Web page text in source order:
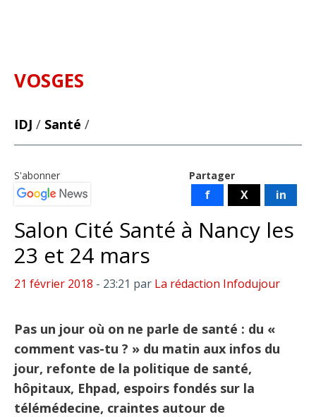
VOSGES
IDJ / Santé /
Partager
f X in
S'abonner
Salon Cité Santé à Nancy les
23 et 24 mars
21 février 2018 - 23:21 par La rédaction Infodujour
Pas un jour où on ne parle de santé : du «
comment vas-tu ? » du matin aux infos du
jour, refonte de la politique de santé,
hôpitaux, Ehpad, espoirs fondés sur la
télémédecine, craintes autour de